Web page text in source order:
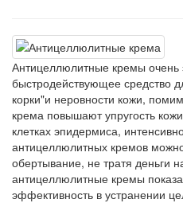
Антицеллюлитные кремы
быстродействующее средство
корки"и неровности кожи,
крема повышают упругость
клетках эпидермиса,
антицеллюлитных кремов
обертывание, не тратя деньги
антицеллюлитные кремы
эффективность в устранении